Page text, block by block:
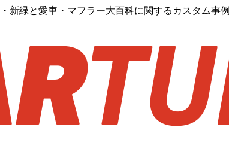
新緑と愛車・マフラー大百科に関するカスタム事例